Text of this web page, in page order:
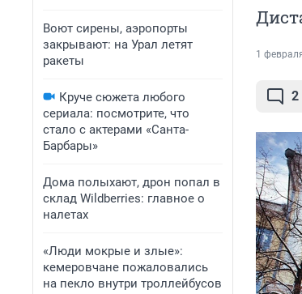
Воют сирены, аэропорты
закрывают: на Урал летят
ракеты
Круче сюжета любого
сериала: посмотрите, что
стало с актерами «Санта-
Барбары»
Дома полыхают, дрон попал в
склад Wildberries: главное о
налетах
«Люди мокрые и злые»:
кемеровчане пожаловались
на пекло внутри троллейбусов
1
2